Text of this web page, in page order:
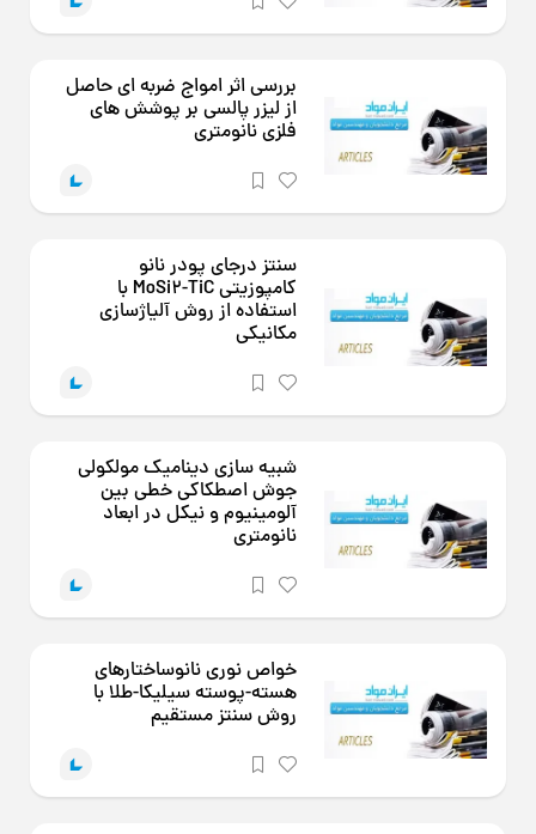
بررسی اثر امواج ضربه ای حاصل
از لیزر پالسی بر پوشش های
فلزی نانومتری
سنتز درجای پودر نانو
کامپوزیتی MoSi2-TiC با
استفاده از روش آلیاژسازی
مکانیکی
شبیه سازی دینامیک مولکولی
جوش اصطکاکی خطی بین
آلومینیوم و نیکل در ابعاد
نانومتری
خواص نوری نانوساختارهای
هسته-پوسته سیلیکا-طلا با
روش سنتز مستقیم